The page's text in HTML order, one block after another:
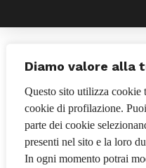
Diamo valore alla
Questo sito utilizza cookie
cookie di profilazione.
parte dei cookie
presenti nel sito e la loro
In ogni momento potrai